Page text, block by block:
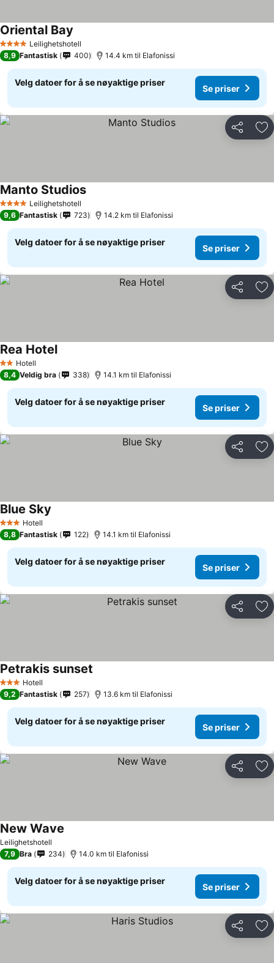
4 StjernerLeilighetshotell
Oriental Bay
8,9 Fantastisk 400 14.4 km til Elafonissi
Velg datoer for å se nøyaktige priser
Se priser
Del
4 StjernerLeilighetshotell
Manto Studios
9,6 Fantastisk 723 14.2 km til Elafonissi
Velg datoer for å se nøyaktige priser
Se priser
Del
2 Stjerner
Hotell
Rea Hotel
8,4 Veldig bra 338 14.1 km til Elafonissi
Velg datoer for å se nøyaktige priser
Se priser
Del
3 StjernerHotell
Blue Sky
8,8 Fantastisk 122 14.1 km til Elafonissi
Velg datoer for å se nøyaktige priser
Se priser
Del
3 StjernerHotell
Petrakis sunset
9,2 Fantastisk 257 13.6 km til Elafonissi
Velg datoer for å se nøyaktige priser
Se priser
Del
Leilighetshotell
New Wave
7,9 Bra 234 14.0 km til Elafonissi
Velg datoer for å se nøyaktige priser
Se priser
Del